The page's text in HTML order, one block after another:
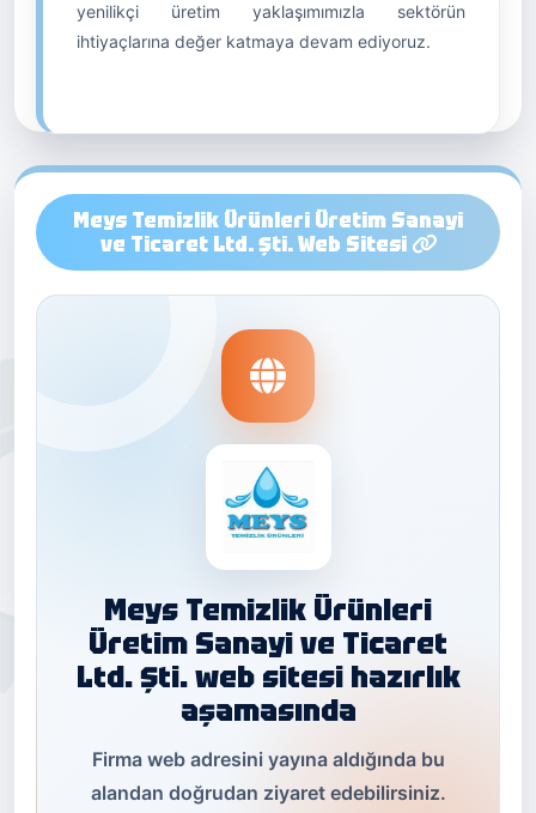
yenilikçi üretim yaklaşımımızla sektörün
ihtiyaçlarına değer katmaya devam ediyoruz.
Meys Temizlik Ürünleri Üretim Sanayi
ve Ticaret Ltd. Şti. Web Sitesi
Meys Temizlik Ürünleri
Üretim Sanayi ve Ticaret
Ltd. Şti. web sitesi hazırlık
aşamasında
Firma web adresini yayına aldığında bu
alandan doğrudan ziyaret edebilirsiniz.